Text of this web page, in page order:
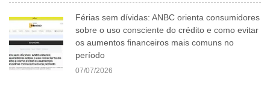
Férias sem dívidas: ANBC orienta consumidores
sobre o uso consciente do crédito e como evitar
os aumentos financeiros mais comuns no
período
07/07/2026